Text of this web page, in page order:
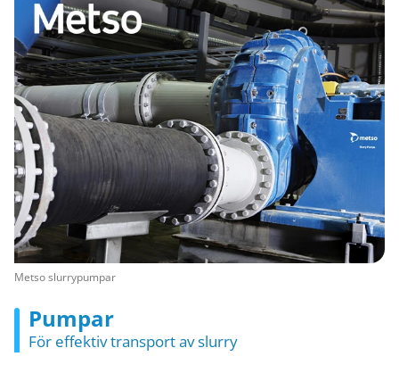
Pumpar
För effektiv transport av slurry
Metso slurrypumpar